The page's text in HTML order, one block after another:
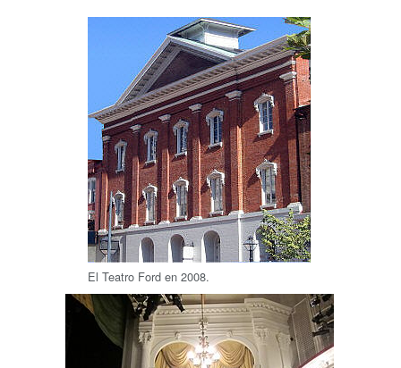
El Teatro Ford en 2008.